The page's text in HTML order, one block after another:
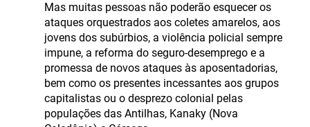
Mas muitas pessoas não poderão esquecer os
ataques orquestrados aos coletes amarelos, aos
jovens dos subúrbios, a violência policial sempre
impune, a reforma do seguro-desemprego e a
promessa de novos ataques às aposentadorias,
bem como os presentes incessantes aos grupos
capitalistas ou o desprezo colonial pelas
populações das Antilhas, Kanaky (Nova